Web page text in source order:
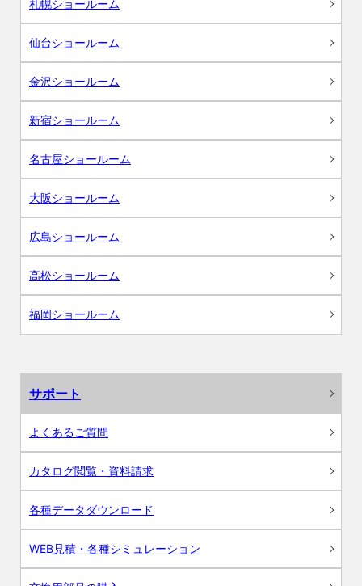
札幌ショールーム
仙台ショールーム
金沢ショールーム
新宿ショールーム
名古屋ショールーム
大阪ショールーム
広島ショールーム
高松ショールーム
福岡ショールーム
サポート
よくあるご質問
カタログ閲覧・資料請求
各種データダウンロード
WEB見積・各種シミュレーション